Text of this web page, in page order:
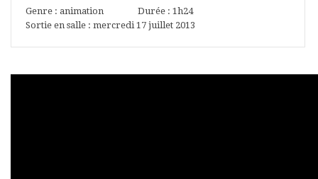
Genre : animation Durée : 1h24
Sortie en salle : mercredi 17 juillet 2013